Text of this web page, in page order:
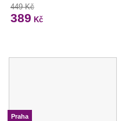
449 Kč
389 Kč
Praha